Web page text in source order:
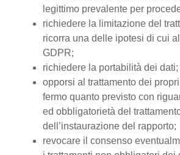
legittimo prevalente per
richiedere la limitazione del
ricorra una delle ipotesi di cui
GDPR;
richiedere la portabilità dei dati;
opporsi al trattamento dei
fermo quanto previsto con
ed obbligatorietà del
dell’instaurazione del rapporto;
revocare il consenso